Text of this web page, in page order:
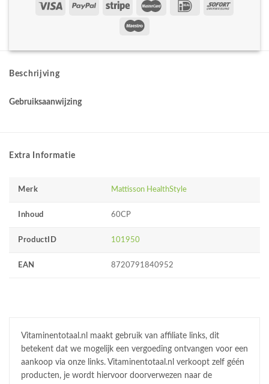
Beschrijving
Gebruiksaanwijzing
Extra Informatie
Merk Mattisson HealthStyle
Inhoud 60CP
ProductID 101950
EAN 8720791840952
Vitaminentotaal.nl maakt gebruik van affiliate links, dit
betekent dat we mogelijk een vergoeding ontvangen voor een
aankoop via onze links. Vitaminentotaal.nl verkoopt zelf géén
producten, je wordt hiervoor doorverwezen naar de